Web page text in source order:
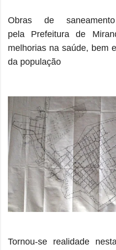
Obras de
pela Prefeitura de
melhorias na saúde, bem
da população
Tornou-se realidade